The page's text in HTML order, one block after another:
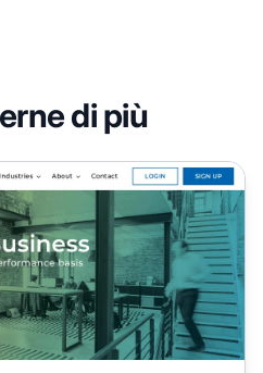
di più
The Affiliati Network